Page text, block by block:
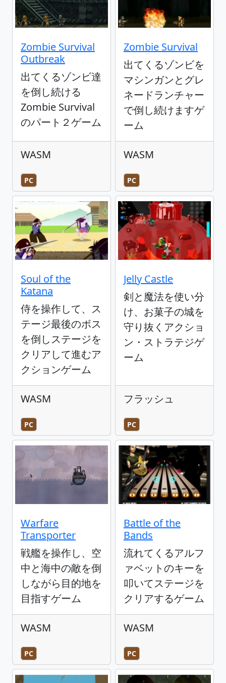
Zombie Survival
Outbreak
出てくるゾンビ達
を倒し続ける
Zombie Survival
のパート２ゲーム
WASM
PC
Zombie Survival
出てくるゾンビを
マシンガンとグレ
ネードランチャー
で倒し続けますゲ
ーム
WASM
PC
Soul of the
Katana
侍を操作して、ス
テージ最後のボス
を倒しステージを
クリアして進むア
クションゲーム
WASM
PC
Jelly Castle
剣と魔法を使い分
け、お菓子の城を
守り抜くアクショ
ン・ストラテジゲ
ーム
フラッシュ
PC
Warfare
Transporter
戦艦を操作し、空
中と海中の敵を倒
しながら目的地を
目指すゲーム
WASM
PC
Battle of the
Bands
流れてくるアルフ
ァベットのキーを
叩いてステージを
クリアするゲーム
WASM
PC